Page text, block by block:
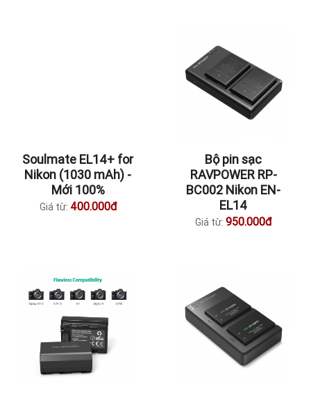
Soulmate EL14+ for
Nikon (1030 mAh) -
Mới 100%
Giá từ: 400.000đ
Bộ pin sạc
RAVPOWER RP-
BC002 Nikon EN-
EL14
Giá từ: 950.000đ